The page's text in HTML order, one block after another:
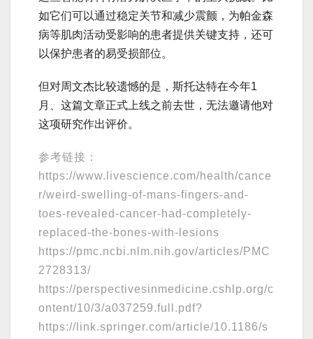
如它们可以通过稳定关节和减少震颤，为帕金森
病等肌肉活动受影响的患者提供关键支持，还可
以保护患者的易受损部位。
但对周文杰比较遗憾的是，斯托达特在今年1
月、这篇文章正式上线之前去世，无法邀请他对
这项研究作出评价。
参考链接：
https://www.livescience.com/health/cance
r/weird-swelling-of-mans-fingers-and-
toes-revealed-cancer-had-completely-
replaced-the-bones-with-lesions
https://pmc.ncbi.nlm.nih.gov/articles/PMC
2728313/
https://perspectivesinmedicine.cshlp.org/c
ontent/10/3/a037259.full.pdf?
https://link.springer.com/article/10.1186/s